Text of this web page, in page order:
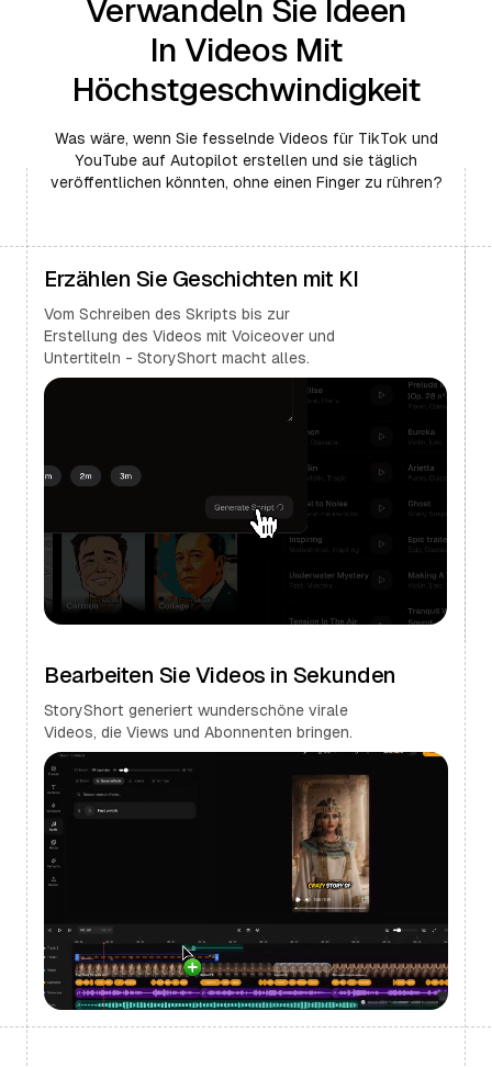
Verwandeln Sie Ideen
In Videos Mit
Höchstgeschwindigkeit
Was wäre, wenn Sie fesselnde Videos für TikTok und
YouTube auf Autopilot erstellen und sie täglich
veröffentlichen könnten, ohne einen Finger zu rühren?
Erzählen Sie Geschichten mit KI
Vom Schreiben des Skripts bis zur
Erstellung des Videos mit Voiceover und
Untertiteln - StoryShort macht alles.
Bearbeiten Sie Videos in Sekunden
StoryShort generiert wunderschöne virale
Videos, die Views und Abonnenten bringen.